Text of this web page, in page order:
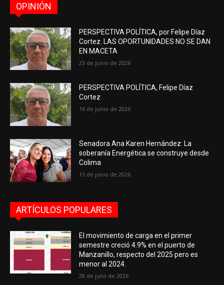
OPINIÓN
PERSPECTIVA POLÍTICA, por Felipe Díaz
Cortez. LAS OPORTUNIDADES NO SE DAN
EN MACETA
23 de junio de 2026
PERSPECTIVA POLÍTICA, Felipe Díaz
Cortez
16 de junio de 2026
Senadora Ana Karen Hernández: La
soberanía Energética se construye desde
Colima
15 de junio de 2026
ARTÍCULOS POPULARES
El movimiento de carga en el primer
semestre creció 4.9% en el puerto de
Manzanillo, respecto del 2025 pero es
menor al 2024.
28 de julio de 2026